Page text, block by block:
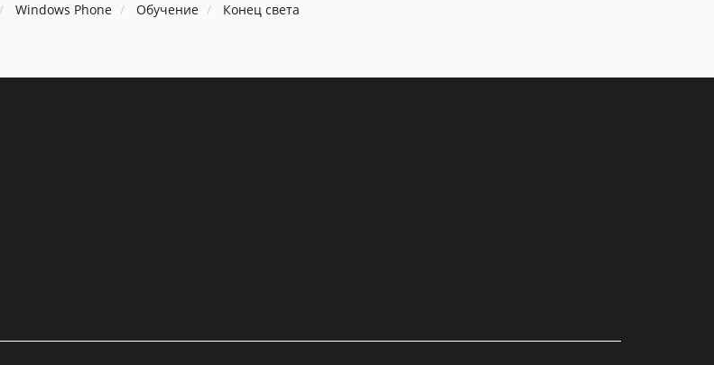
Windows Phone Обучение Конец света